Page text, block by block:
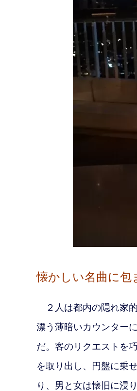
懐かしい名曲に包
２人は都内の隠れ家
漂う薄暗いカウンター
だ。客のリクエストを
を取り出し、円盤に乗
り、男と女は懐旧に浸